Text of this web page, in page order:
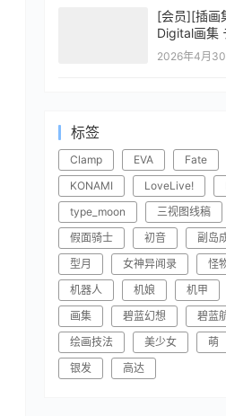
[会员][插画
Digital画集
2026年4月30
标签
Clamp EVA Fate
KONAMI
LoveLive!
type_moon
三视图线稿
假面骑士
初音
副岛
型月
女神异闻录 怪
机器人
机娘 机甲
画集
碧蓝幻想
碧蓝
绘画技法
美少女 萌
银发
高达